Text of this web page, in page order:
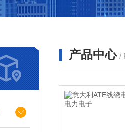
产品中心 /